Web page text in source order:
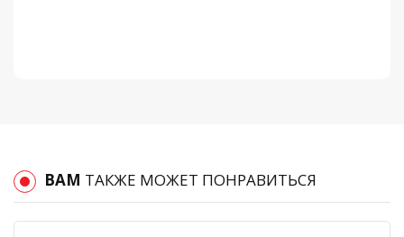
ВАМ ТАКЖЕ МОЖЕТ ПОНРАВИТЬСЯ